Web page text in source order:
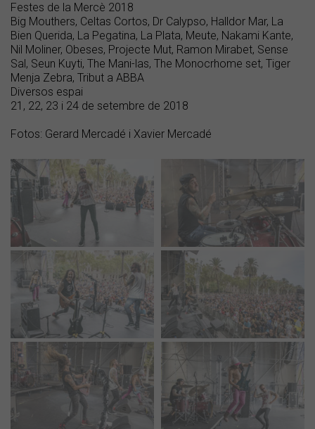
Festes de la Mercè 2018
Big Mouthers, Celtas Cortos, Dr Calypso, Halldor Mar, La
Bien Querida, La Pegatina, La Plata, Meute, Nakami Kante,
Nil Moliner, Obeses, Projecte Mut, Ramon Mirabet, Sense
Sal, Seun Kuyti, The Mani-las, The Monocrhome set, Tiger
Menja Zebra, Tribut a ABBA
Diversos espai
21, 22, 23 i 24 de setembre de 2018
Fotos: Gerard Mercadé i Xavier Mercadé